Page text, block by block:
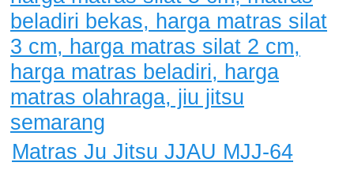
Matras Ju Jitsu JJAU MJJ-64